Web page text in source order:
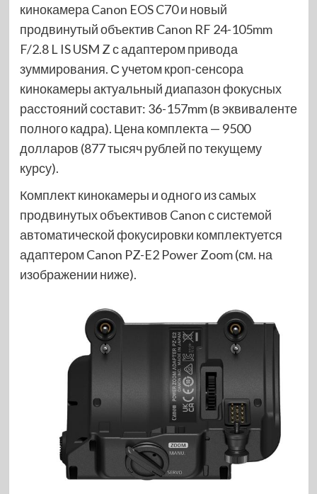
кинокамера Canon EOS C70 и новый
продвинутый объектив Canon RF 24-105mm
F/2.8 L IS USM Z с адаптером привода
зуммирования. С учетом кроп-сенсора
кинокамеры актуальный диапазон фокусных
расстояний составит: 36-157mm (в эквиваленте
полного кадра). Цена комплекта — 9500
долларов (877 тысяч рублей по текущему
курсу).
Комплект кинокамеры и одного из самых
продвинутых объективов Canon с системой
автоматической фокусировки комплектуется
адаптером Canon PZ-E2 Power Zoom (см. на
изображении ниже).